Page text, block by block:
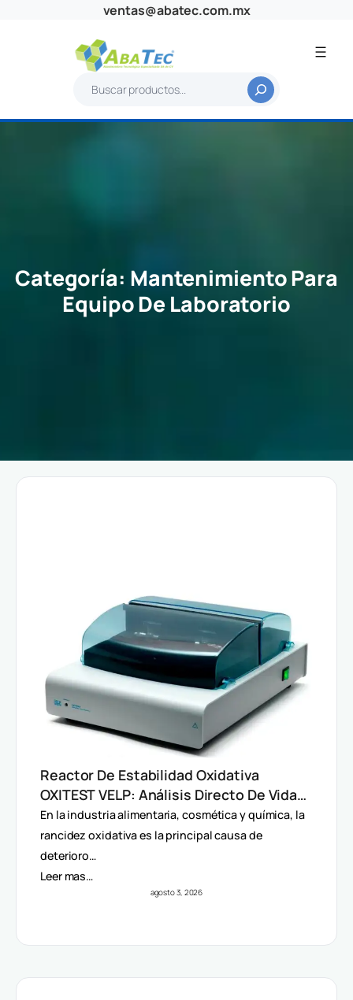
ventas@abatec.com.mx
s
Categoría: Mantenimiento Para
Equipo De Laboratorio
Reactor De Estabilidad Oxidativa
OXITEST VELP: Análisis Directo De Vida
Útil Sin Extracción De Grasa
En la industria alimentaria, cosmética y química, la
rancidez oxidativa es la principal causa de
deterioro…
Leer mas…
agosto 3, 2026